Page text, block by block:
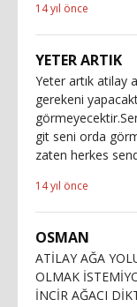
14 yıl önce
YETER ARTIK
Yeter artık atilay
gerekeni
git seni orda
zaten herkes
14 yıl önce
OSMAN
ATİLAY AĞA
OLMAK
İNCİR AĞACI